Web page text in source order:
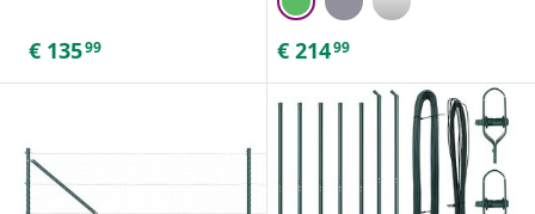
€ 13599 € 21499